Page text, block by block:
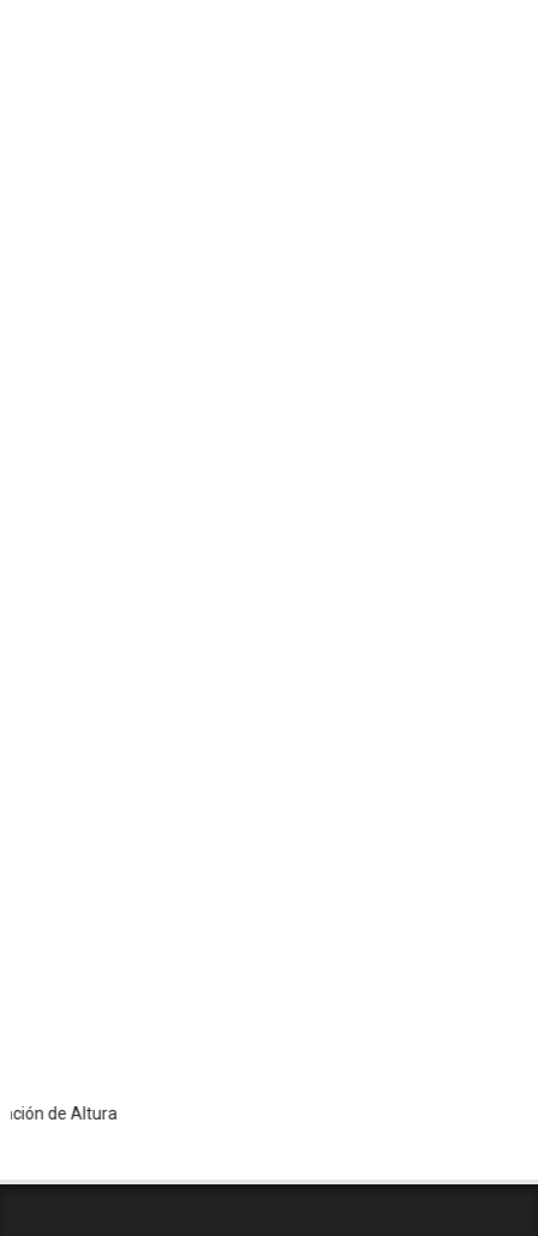
Altura